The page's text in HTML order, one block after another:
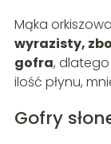
Mąka
wyrazisty,
gofra, dlatego
ilość płynu,
Gofry